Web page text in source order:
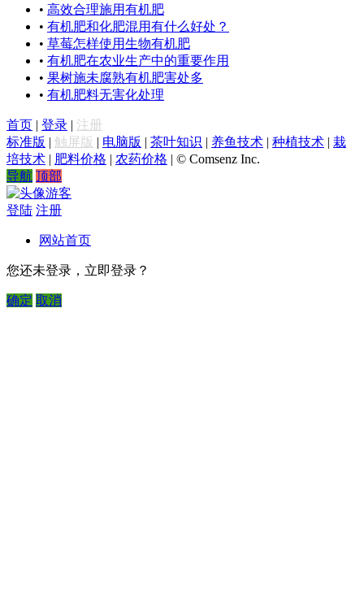
• 高效合理施用有机肥
• 有机肥和化肥混用有什么好处？
• 草莓怎样使用生物有机肥
• 有机肥在农业生产中的重要作用
• 果树施未腐熟有机肥害处多
• 有机肥料无害化处理
首页 | 登录 | 注册
标准版 | 触屏版 | 电脑版 | 茶叶知识 | 养鱼技术 | 种植技术 | 栽
培技术 | 肥料价格 | 农药价格 | © Comsenz Inc.
导航 顶部
游客
登陆 注册
网站首页
您还未登录，立即登录？
确定 取消